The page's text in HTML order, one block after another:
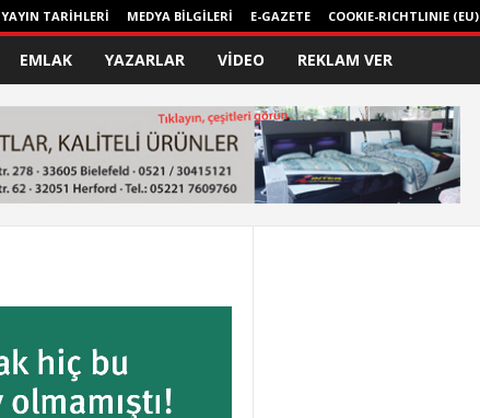
YAYIN TARİHLERİ MEDYA BİLGİLERİ E-GAZETE COOKIE-RICHTLINIE (EU)
EMLAK YAZARLAR VİDEO REKLAM VER